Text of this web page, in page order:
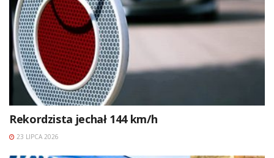
Rekordzista jechał 144 km/h
23 LIPCA 2026